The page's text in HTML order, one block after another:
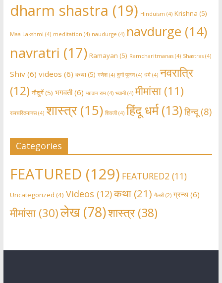
dharm shastra (19) Hinduism (4) Krishna (5)
Maa Lakshmi (4) meditation (4) naudurge (4) navdurge (14)
navratri (17) Ramayan (5) Ramcharitmanas(4) Shastras(4)
Shiv(6) videos (6) कथा(5) गणेश(4) दुर्गा पूजन(4) धर्म(4) नवरात्रि
(12) नौदुर्गे(5) भगवती(6) भग़वान राम(4) भवानी(4) मीमांसा(11)
रामचरितमानस(4) शास्त्र(15) शिवजी(4) हिंदू धर्म(13)हिन्दू(8)
Categories
FEATURED (129) FEATURED2(11)
Uncategorized (4) Videos (12)कथा(21) गैलरी(2) ग्रन्थ(6)
मीमांसा(30)लेख(78)शास्त्र(38)